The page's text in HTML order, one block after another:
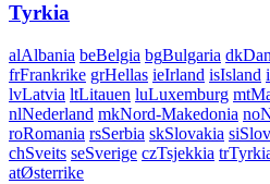
Tyrkia
alAlbania beBelgia bgBulgaria dk
frFrankrike grHellas ieIrland isIsland
lvLatvia ltLitauen luLuxemburg mt
nlNederland mkNord-Makedonia no
roRomania rsSerbia skSlovakia si
chSveits seSverige czTsjekkia tr
atØsterrike